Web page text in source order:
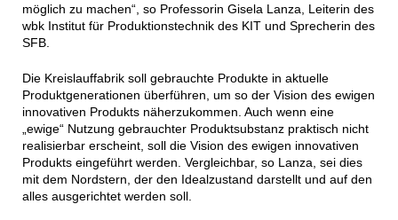
möglich zu machen“, so Professorin Gisela Lanza, Leiterin des
wbk Institut für Produktionstechnik des KIT und Sprecherin des
SFB.
Die Kreislauffabrik soll gebrauchte Produkte in aktuelle
Produktgenerationen überführen, um so der Vision des ewigen
innovativen Produkts näherzukommen. Auch wenn eine
„ewige“ Nutzung gebrauchter Produktsubstanz praktisch nicht
realisierbar erscheint, soll die Vision des ewigen innovativen
Produkts eingeführt werden. Vergleichbar, so Lanza, sei dies
mit dem Nordstern, der den Idealzustand darstellt und auf den
alles ausgerichtet werden soll.